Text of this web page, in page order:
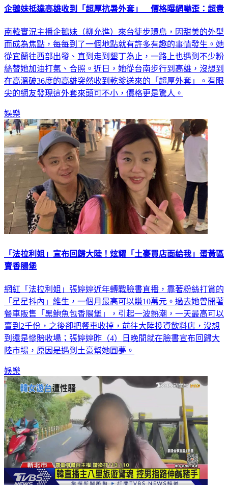
企鵝妹抵達高雄收到「超厚抗暑外套」 價格曝網嚇歪：超貴
南韓實況主播企鵝妹（柳允進）來台徒步環島，因甜美的外型
而成為焦點，每每到了一個地點就有許多有趣的事情發生。她
從宜蘭往西部出發、直到走到墾丁為止，一路上也遇到不少粉
絲替她加油打氣、合照。近日，她從台南步行到高雄，沒想到
在高溫破36度的高雄突然收到乾爹送來的「超厚外套」。有眼
尖的網友發現這外套來頭可不小，價格更是驚人。
娛樂
「法拉利姐」宣布回歸大陸！炫耀「土豪買店面給我」蛋黃區
賣香腸堡
網紅「法拉利姐」張婷婷近年轉戰臉書直播，靠著粉絲打賞的
「星星抖內」維生，一個月最高可以賺10萬元。過去她曾開著
餐車販售「黑鮑魚包香腸堡」，引起一波熱潮，一天最高可以
賣到2千份，之後卻把餐車收掉，前往大陸投資飲料店，沒想
到還是慘賠收場；張婷婷昨（4）日晚間就在臉書宣布回歸大
陸市場，原因是遇到土豪幫她圓夢。
娛樂